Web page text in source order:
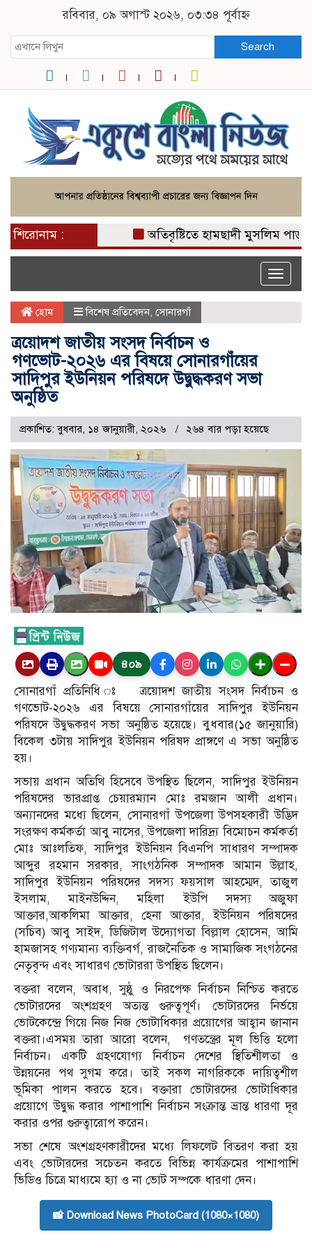
রবিবার, ০৯ অগাস্ট ২০২৬, ০৩:৩৪ পূর্বাহ্ন
Search
শিরোনাম : অতিবৃষ্টিতে হামছাদী মুসলিম পাড়ার
Toggle
হোম বিশেষ প্রতিবেদন, সোনারগাঁ
ত্রয়োদশ জাতীয় সংসদ নির্বাচন ও
গণভোট-২০২৬ এর বিষয়ে সোনারগাঁয়ের
সাদিপুর ইউনিয়ন পরিষদে উদ্বুদ্ধকরণ সভা
অনুষ্ঠিত
প্রকাশিত: বুধবার, ১৪ জানুয়ারী, ২০২৬ ২৬৪ বার পড়া হয়েছে
৪০৯
সোনারগাঁ প্রতিনিধি ঃ ত্রয়োদশ জাতীয় সংসদ নির্বাচন ও
গণভোট-২০২৬ এর বিষয়ে সোনারগাঁয়ের সাদিপুর ইউনিয়ন
পরিষদে উদ্বুদ্ধকরণ সভা অনুষ্ঠিত হয়েছে। বুধবার(১৫ জানুয়ারি)
বিকেল ৩টায় সাদিপুর ইউনিয়ন পরিষদ প্রাঙ্গণে এ সভা অনুষ্ঠিত
হয়।
সভায় প্রধান অতিথি হিসেবে উপস্থিত ছিলেন, সাদিপুর ইউনিয়ন
পরিষদের ভারপ্রাপ্ত চেয়ারম্যান মোঃ রমজান আলী প্রধান।
অন্যানদের মধ্যে ছিলেন, সোনারগাঁ উপজেলা উপসহকারী উদ্ভিদ
সংরক্ষণ কর্মকর্তা আবু নাসের, উপজেলা দারিদ্র্য বিমোচন কর্মকর্তা
মোঃ আঃলতিফ, সাদিপুর ইউনিয়ন বিএনপি সাধারণ সম্পাদক
আব্দুর রহমান সরকার, সাংগঠনিক সম্পাদক আমান উল্লাহ,
সাদিপুর ইউনিয়ন পরিষদের সদস্য ফয়সাল আহম্মেদ, তাজুল
ইসলাম, মাইনউদ্দিন, মহিলা ইউপি সদস্য অজুফা
আক্তার,আকলিমা আক্তার, হেনা আক্তার, ইউনিয়ন পরিষদের
(সচিব) আবু সাইদ, ডিজিটাল উদ্যোগতা বিল্লাল হোসেন, আমি
হামজাসহ গণ্যমান্য ব্যক্তিবর্গ, রাজনৈতিক ও সামাজিক সংগঠনের
নেতৃবৃন্দ এবং সাধারণ ভোটাররা উপস্থিত ছিলেন।
বক্তরা বলেন, অবাধ, সুষ্ঠু ও নিরপেক্ষ নির্বাচন নিশ্চিত করতে
ভোটারদের অংশগ্রহণ অত্যন্ত গুরুত্বপূর্ণ। ভোটারদের নির্ভয়ে
ভোটকেন্দ্রে গিয়ে নিজ নিজ ভোটাধিকার প্রয়োগের আহ্বান জানান
বক্তরা।এসময় তারা আরো বলেন, গণতন্ত্রের মূল ভিত্তি হলো
নির্বাচন। একটি গ্রহণযোগ্য নির্বাচন দেশের স্থিতিশীলতা ও
উন্নয়নের পথ সুগম করে। তাই সকল নাগরিককে দায়িত্বশীল
ভূমিকা পালন করতে হবে। বক্তারা ভোটারদের ভোটাধিকার
প্রয়োগে উদ্বুদ্ধ করার পাশাপাশি নির্বাচন সংক্রান্ত ভ্রান্ত ধারণা দূর
করার ওপর গুরুত্বারোপ করেন।
সভা শেষে অংশগ্রহণকারীদের মধ্যে লিফলেট বিতরণ করা হয়
এবং ভোটারদের সচেতন করতে বিভিন্ন কার্যক্রমের পাশাপাশি
ভিডিও চিত্রে মাধ্যমে হ্যা ও না ভোট সম্পকে ধারণা দেন।
📸 Download News PhotoCard (1080×1080)